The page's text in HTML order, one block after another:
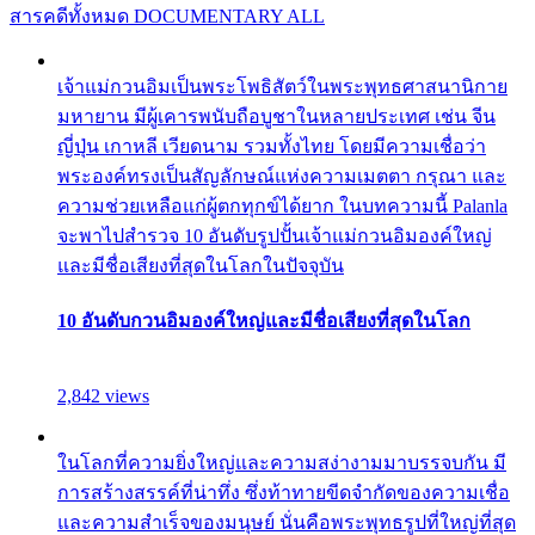
สารคดีทั้งหมด DOCUMENTARY ALL
เจ้าแม่กวนอิมเป็นพระโพธิสัตว์ในพระพุทธศาสนานิกาย
มหายาน มีผู้เคารพนับถือบูชาในหลายประเทศ เช่น จีน
ญี่ปุ่น เกาหลี เวียดนาม รวมทั้งไทย โดยมีความเชื่อว่า
พระองค์ทรงเป็นสัญลักษณ์แห่งความเมตตา กรุณา และ
ความช่วยเหลือแก่ผู้ตกทุกข์ได้ยาก ในบทความนี้ Palanla
จะพาไปสำรวจ 10 อันดับรูปปั้นเจ้าแม่กวนอิมองค์ใหญ่
และมีชื่อเสียงที่สุดในโลกในปัจจุบัน
10 อันดับกวนอิมองค์ใหญ่และมีชื่อเสียงที่สุดในโลก
2,842 views
ในโลกที่ความยิ่งใหญ่และความสง่างามมาบรรจบกัน มี
การสร้างสรรค์ที่น่าทึ่ง ซึ่งท้าทายขีดจำกัดของความเชื่อ
และความสำเร็จของมนุษย์ นั่นคือพระพุทธรูปที่ใหญ่ที่สุด